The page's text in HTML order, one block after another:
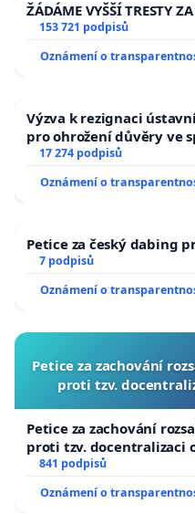
ŽÁDÁME VYŠŠÍ TRESTY
153 721 podpisů
Oznámení o
Výzva k rezignaci
pro ohrožení důvěry ve
17 274 podpisů
Oznámení o
Petice za český dabing
7 podpisů
Oznámení o
Petice za zachování
proti tzv.
Petice za zachování
proti tzv. docentralizaci
841 podpisů
Oznámení o